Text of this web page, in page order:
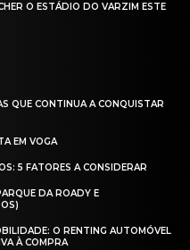
O ESTÁDIO DO VARZIM ESTE
QUE CONTINUA A CONQUISTAR
EM VOGA
5 FATORES A CONSIDERAR
DA ROADY E
O RENTING AUTOMÓVEL
À COMPRA